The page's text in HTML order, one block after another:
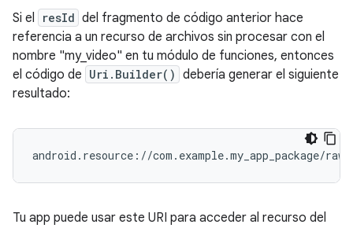
Si el resId del fragmento de código anterior hace
referencia a un recurso de archivos sin procesar con el
nombre "my_video" en tu módulo de funciones, entonces
el código de Uri.Builder() debería generar el siguiente
resultado:
Tu app puede usar este URI para acceder al recurso del